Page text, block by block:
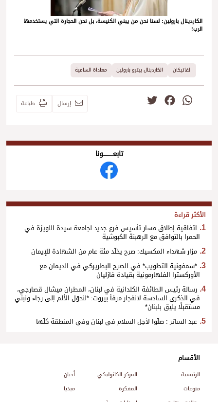
الكاردينال بارولين: لسنا نحن من يبني الكنيسة، بل نحن الحجارة التي يستخدمها
الرب!
الفاتيكان الكاردينال بيترو بارولين معاداة السامية
WhatsApp
Facebook إرسال طباعة
تابعــــــــــونا
الأكثر قراءة
اتفاقية إطلاق مسار تأسيس فرع جديد لجامعة سيدة اللويزة في
الحمرا بالتوافق مع الرهبنة الكبوشية
مزار شهداء المكسيك: صرح يخلّد مئة عام من الشهادة للإيمان
*سمفونية التطويب* في الصرح البطريركي في الديمان مع
الأوركسترا الفلهارمونية بقيادة فازليان
رسالة رئيس الطائفة الكلدانية في لبنان، المطران ميشال قصارجي،
في الذكرى السادسة لانفجار مرفأ بيروت: *لنحوّل الألم إلى رجاء ونبني
مستقبلًا يليق بلبنان*
عبد الساتر : صلّوا لأجل السلام في لبنان وفي المنطقة كلّها
الأقسام
الرئيسية المركز الكاثوليكي
أديان
منوعات
المفكرة
ميديا